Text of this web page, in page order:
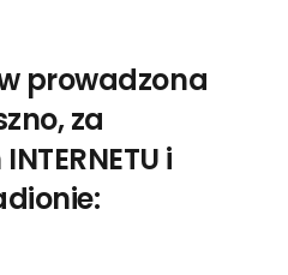
prowadzona
za
i